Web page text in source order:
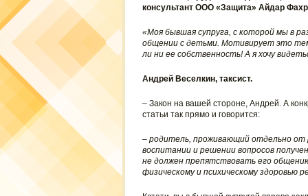
консультант ООО «Защита» Айдар
«Моя бывшая супруга, с которой мы в
общении с детьми. Мотивирует это
ли ни ее собственность! А я хочу
Андрей Веселкин, таксист.
– Закон на вашей стороне, Андрей. А
статьи так прямо и говорится:
– родитель, проживающий отдельно от
воспитании и решении вопросов
не должен препятствовать его
физическому и психическому здоровью